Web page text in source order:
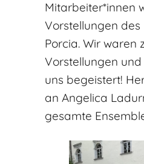
Mitarbeiter*innen
Vorstellungen des
Porcia. Wir waren
Vorstellungen
uns begeistert!
an Angelica
gesamte